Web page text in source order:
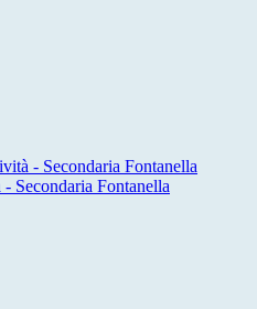
- Secondaria Fontanella
Secondaria Fontanella